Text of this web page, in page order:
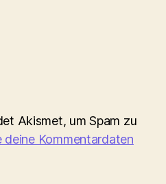
Akismet, um Spam zu
deine Kommentardaten